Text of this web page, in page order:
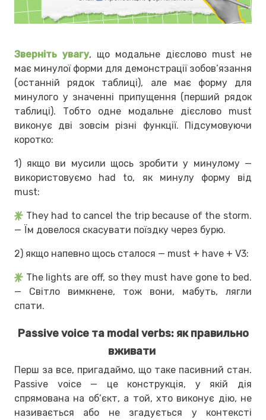
Зверніть увагу, що модальне дієслово must не
має минулої форми для демонстрації зобов’язання
(останній рядок таблиці), але має форму для
минулого у значенні припущення (перший рядок
таблиці). Тобто одне модальне дієслово must
виконує дві зовсім різні функції. Підсумовуючи
коротко:
1) якщо ви мусили щось зробити у минулому —
використовуємо had to, як минулу форму від
must:
They had to cancel the trip because of the storm.
— Їм довелося скасувати поїздку через бурю.
2) якщо напевно щось сталося — must + have + V3:
The lights are off, so they must have gone to bed.
— Світло вимкнене, тож вони, мабуть, лягли
спати.
Passive voice та modal verbs: як правильно
вживати
Перш за все, пригадаймо, що таке пасивний стан.
Passive voice — це конструкція, у якій дія
спрямована на об’єкт, а той, хто виконує дію, не
називається або не згадується у контексті